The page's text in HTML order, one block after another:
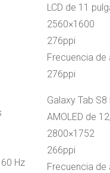
Hz
LCD de 11
2560×1600
276ppi
Frecuencia
276ppi
Galaxy Tab S8
AMOLED de
2800×1752
266ppi
Frecuencia